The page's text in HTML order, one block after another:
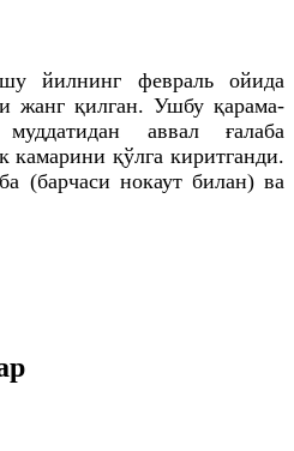
йилнинг февраль ойида
жанг қилган. Ушбу қарама-
аввал ғалаба
қўлга киритганди.
(барчаси нокаут билан) ва